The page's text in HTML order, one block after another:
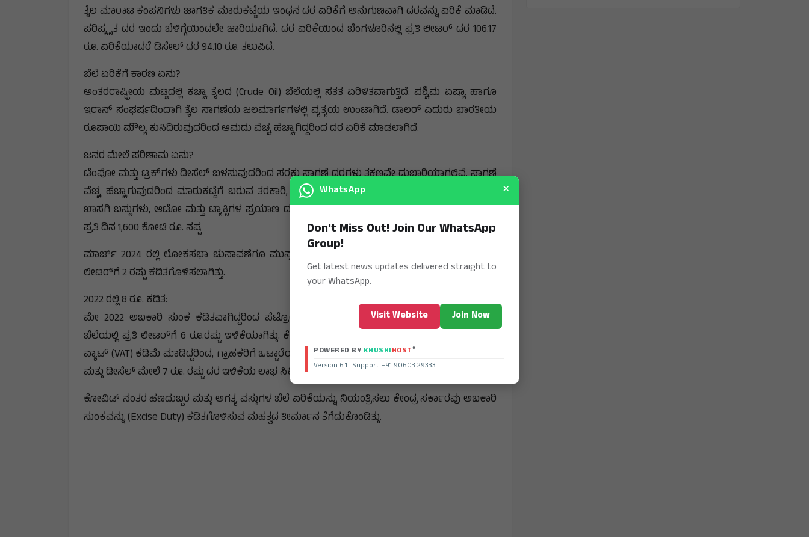
ತೈಲ ಮಾರಾಟ ಕಂಪನಿಗಳು ಜಾಗತಿಕ ಮಾರುಕಟ್ಟೆಯ ಇಂಧನ ದರ ಏರಿಕೆಗೆ ಅನುಗುಣವಾಗಿ ದರವನ್ನು ಏರಿಕೆ ಮಾಡಿದೆ.
ಪರಿಷ್ಕೃತ ದರ ಇಂದು ಬೆಳಿಗ್ಗೆಯಿಂದಲೇ ಜಾರಿಯಾಗಿದೆ. ದರ ಏರಿಕೆಯಿಂದ ಬೆಂಗಳೂರಿನಲ್ಲಿ ಪ್ರತಿ ಲೀಟರ್‌ ದರ 106.17
ರೂ. ಏರಿಕೆಯಾದರೆ ಡಿಸೇಲ್‌ ದರ 94.10 ರೂ. ತಲುಪಿದೆ.
ಬೆಲೆ ಏರಿಕೆಗೆ ಕಾರಣ ಏನು?
ಅಂತರರಾಷ್ಟ್ರೀಯ ಮಟ್ಟದಲ್ಲಿ ಕಚ್ಚಾ ತೈಲದ (Crude Oil) ಬೆಲೆಯಲ್ಲಿ ಸತತ ಏರಿಳಿತವಾಗುತ್ತಿದೆ. ಪಶ್ಚಿಮ ಏಷ್ಯಾ ಹಾಗೂ
ಇರಾನ್ ಸಂಘರ್ಷದಿಂದಾಗಿ ತೈಲ ಸಾಗಣೆಯ ಜಲಮಾರ್ಗಗಳಲ್ಲಿ ವ್ಯತ್ಯಯ ಉಂಟಾಗಿದೆ. ಡಾಲರ್ ಎದುರು ಭಾರತೀಯ
ರೂಪಾಯಿ ಮೌಲ್ಯ ಕುಸಿದಿರುವುದರಿಂದ ಆಮದು ವೆಚ್ಚ ಹೆಚ್ಚಾಗಿದ್ದರಿಂದ ದರ ಏರಿಕೆ ಮಾಡಲಾಗಿದೆ.
ಜನರ ಮೇಲೆ ಪರಿಣಾಮ ಏನು?
ಟೆಂಪೋ ಮತ್ತು ಟ್ರಕ್‌ಗಳು ಡೀಸೆಲ್ ಬಳಸುವುದರಿಂದ ಸರಕು ಸಾಗಣೆ ದರಗಳು ತಕ್ಷಣವೇ ದುಬಾರಿಯಾಗಲಿವೆ. ಸಾಗಣೆ
ವೆಚ್ಚ ಹೆಚ್ಚಾಗುವುದರಿಂದ ಮಾರುಕಟ್ಟೆಗೆ ಬರುವ ತರಕಾರಿ, ಹಣ್ಣು, ಧಾನ್ಯಗಳು ಮತ್ತು ಹಾಲಿನ ಬೆಲೆಗಳು ಹೆಚ್ಚಾಗಲಿವೆ.
ಖಾಸಗಿ ಬಸ್ಸುಗಳು, ಆಟೋ ಮತ್ತು ಟ್ಯಾಕ್ಸಿಗಳ ಪ್ರಯಾಣ ದರವೂ ಏರಿಕೆಯಾಗಲಿದೆ. ಇದನ್ನೂ ಓದಿ: ತೈಲ ಕಂಪನಿಗಳಿಗೆ
ಪ್ರತಿ ದಿನ 1,600 ಕೋಟಿ ರೂ. ನಷ್ಟ
ಮಾರ್ಚ್ 2024 ರಲ್ಲಿ ಲೋಕಸಭಾ ಚುನಾವಣೆಗೂ ಮುನ್ನ ದೇಶಾದ್ಯಂತ ಪೆಟ್ರೋಲ್ ಮತ್ತು ಡೀಸೆಲ್ ದರವನ್ನು ಪ್ರತಿ
ಲೀಟರ್‌ಗೆ 2 ರಷ್ಟು ಕಡಿತಗೊಳಿಸಲಾಗಿತ್ತು.
2022 ರಲ್ಲಿ 8 ರೂ. ಕಡಿತ:
ಮೇ 2022 ಅಬಕಾರಿ ಸುಂಕ ಕಡಿತವಾಗಿದ್ದರಿಂದ ಪೆಟ್ರೋಲ್ ಬೆಲೆಯಲ್ಲಿ ಪ್ರತಿ ಲೀಟರ್‌ಗೆ 8 ರೂ. ಮತ್ತು ಡೀಸೆಲ್
ಬೆಲೆಯಲ್ಲಿ ಪ್ರತಿ ಲೀಟರ್‌ಗೆ 6 ರೂ.ರಷ್ಟು ಇಳಿಕೆಯಾಗಿತ್ತು. ಕೇಂದ್ರದ ಬೆನ್ನಲ್ಲೇ ಕರ್ನಾಟಕ ಸೇರಿದಂತೆ ಹಲವು ರಾಜ್ಯಗಳು
ವ್ಯಾಟ್ (VAT) ಕಡಿಮೆ ಮಾಡಿದ್ದರಿಂದ, ಗ್ರಾಹಕರಿಗೆ ಒಟ್ಟಾರೆಯಾಗಿ ಪ್ರತಿ ಲೀಟರ್‌ ಪೆಟ್ರೋಲ್ ಮೇಲೆ ಸುಮಾರು 9.5 ರೂ.
ಮತ್ತು ಡೀಸೆಲ್ ಮೇಲೆ 7 ರೂ. ರಷ್ಟು ದರ ಇಳಿಕೆಯ ಲಾಭ ಸಿಕ್ಕಿತ್ತು.
ಕೋವಿಡ್ ನಂತರ ಹಣದುಬ್ಬರ ಮತ್ತು ಅಗತ್ಯ ವಸ್ತುಗಳ ಬೆಲೆ ಏರಿಕೆಯನ್ನು ನಿಯಂತ್ರಿಸಲು ಕೇಂದ್ರ ಸರ್ಕಾರವು ಅಬಕಾರಿ
ಸುಂಕವನ್ನು (Excise Duty) ಕಡಿತಗೊಳಿಸುವ ಮಹತ್ವದ ತೀರ್ಮಾನ ತೆಗೆದುಕೊಂಡಿತ್ತು.
WhatsApp ×
Don't Miss Out! Join Our WhatsApp
Group!
Get latest news updates delivered straight to
your WhatsApp.
Visit Website Join Now
POWERED BY KHUSHIHOST®
Version 6.1 | Support +91 90603 29333